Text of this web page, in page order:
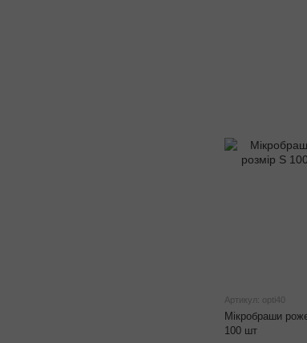
Артикул: opti40
Мікробраши
100 шт